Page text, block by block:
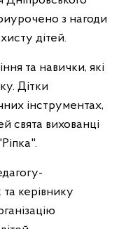
з нагоди
дітей.
та навички, які
Дітки
інструментах,
свята вихованці
керівнику